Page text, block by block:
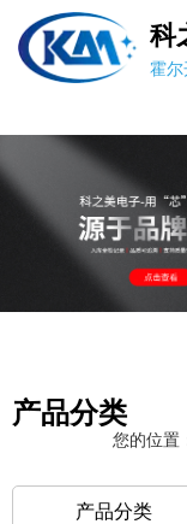
科
霍
产品分类
您的位置
产品分类